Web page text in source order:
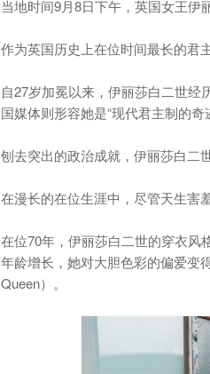
当地时间9月8日下午，英国女王伊
作为英国历史上在位时间最长的君
自27岁加冕以来，伊丽莎白二世经
国媒体则形容她是“现代君主制的奇
刨去突出的政治成就，伊丽莎白二
在漫长的在位生涯中，尽管天生害
在位70年，伊丽莎白二世的穿衣风
年龄增长，她对大胆色彩的偏爱变
Queen）。